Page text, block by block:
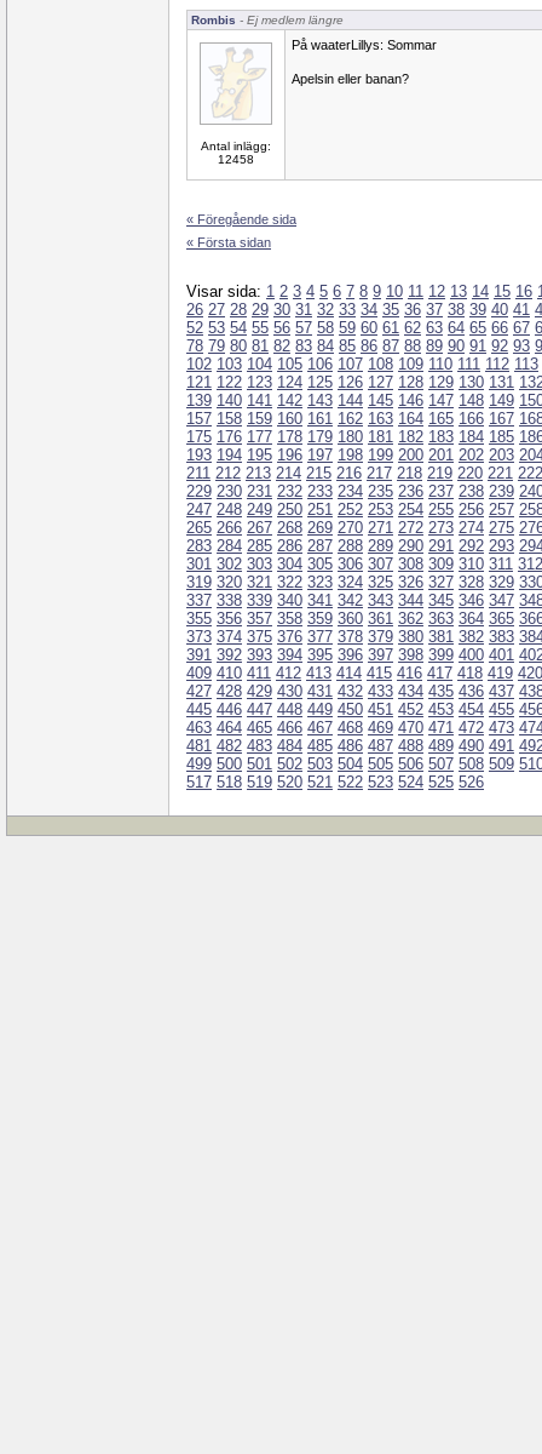
Rombis - Ej medlem längre
Antal inlägg:
12458
På waaterLillys: Sommar
Apelsin eller banan?
« Föregående sida
« Första sidan
Visar sida: 1 2 3 4 5 6 7 8 9 10 11 12 13 14 15 16
26 27 28 29 30 31 32 33 34 35 36 37 38 39 40 41
52 53 54 55 56 57 58 59 60 61 62 63 64 65 66 67
78 79 80 81 82 83 84 85 86 87 88 89 90 91 92 93
102 103 104 105 106 107 108 109 110 111 112 113
121 122 123 124 125 126 127 128 129 130 131
139 140 141 142 143 144 145 146 147 148 149
157 158 159 160 161 162 163 164 165 166 167
175 176 177 178 179 180 181 182 183 184 185
193 194 195 196 197 198 199 200 201 202 203
211 212 213 214 215 216 217 218 219 220 221 222
229 230 231 232 233 234 235 236 237 238 239
247 248 249 250 251 252 253 254 255 256 257
265 266 267 268 269 270 271 272 273 274 275
283 284 285 286 287 288 289 290 291 292 293
301 302 303 304 305 306 307 308 309 310 311 312
319 320 321 322 323 324 325 326 327 328 329
337 338 339 340 341 342 343 344 345 346 347
355 356 357 358 359 360 361 362 363 364 365
373 374 375 376 377 378 379 380 381 382 383
391 392 393 394 395 396 397 398 399 400 401
409 410 411 412 413 414 415 416 417 418 419 420
427 428 429 430 431 432 433 434 435 436 437
445 446 447 448 449 450 451 452 453 454 455
463 464 465 466 467 468 469 470 471 472 473
481 482 483 484 485 486 487 488 489 490 491
499 500 501 502 503 504 505 506 507 508 509
517 518 519 520 521 522 523 524 525 526